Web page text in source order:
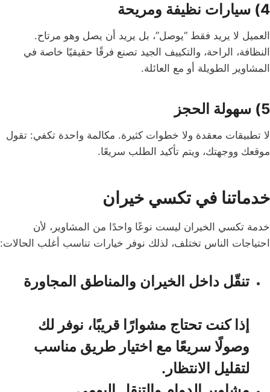
4) سيارات نظيفة ومريحة
العميل لا يريد فقط “يوصل”، بل يريد أن يصل وهو مرتاح.
النظافة، الراحة، والتكييف الجيد تصنع فرقًا حقيقيًا خاصة في
المشاوير الطويلة أو مع العائلة.
5) سهولة الحجز
لا تطبيقات معقدة ولا خطوات كثيرة. مكالمة واحدة تكفي: تقول
موقعك ووجهتك، ويتم تأكيد الطلب سريعًا.
خدماتنا في تكسي خيران
خدمة تكسي الخيران ليست نوعًا واحدًا من المشاوير، لأن
احتياجات الناس تختلف، لذلك نوفر خيارات تناسب أغلب الحالات:
تنقّل داخل الخيران والمناطق المجاورة
إذا كنت تحتاج مشوارًا قريبًا، نوفر لك
وصولًا سريعًا مع اختيار طريق مناسب
لتقليل الانتظار.